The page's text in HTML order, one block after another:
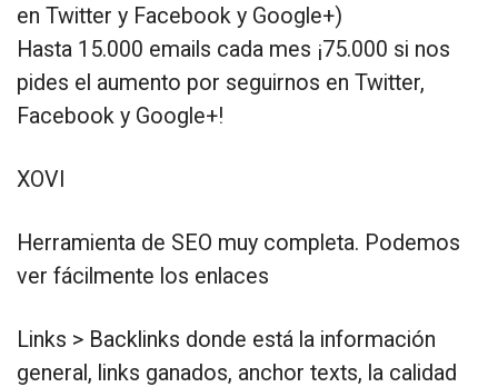
en Twitter y Facebook y Google+)
Hasta 15.000 emails cada mes ¡75.000 si nos
pides el aumento por seguirnos en Twitter,
Facebook y Google+!
XOVI
Herramienta de SEO muy completa. Podemos
ver fácilmente los enlaces
Links > Backlinks donde está la información
general, links ganados, anchor texts, la calidad